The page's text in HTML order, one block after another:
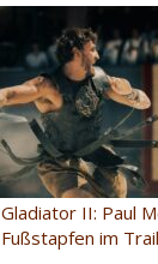
Gladiator II: Paul
Fußstapfen im